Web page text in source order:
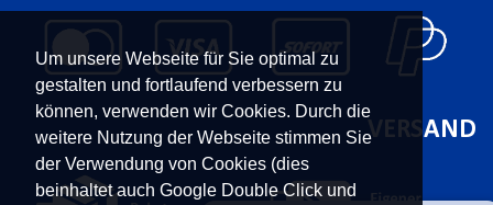
Um unsere Webseite für Sie optimal zu
gestalten und fortlaufend verbessern zu
können, verwenden wir Cookies. Durch die
weitere Nutzung der Webseite stimmen Sie
der Verwendung von Cookies (dies
beinhaltet auch Google Double Click und
VERSAND